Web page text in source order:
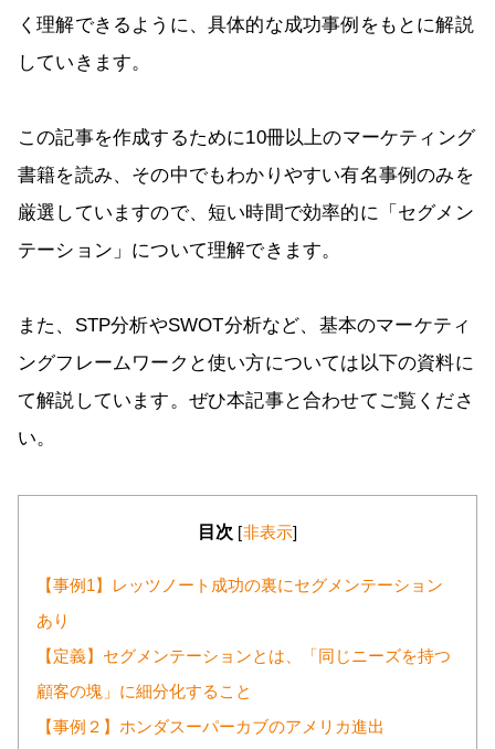
く理解できるように、具体的な成功事例をもとに解説
していきます。
この記事を作成するために10冊以上のマーケティング
書籍を読み、その中でもわかりやすい有名事例のみを
厳選していますので、短い時間で効率的に「セグメン
テーション」について理解できます。
また、STP分析やSWOT分析など、基本のマーケティ
ングフレームワークと使い方については以下の資料に
て解説しています。ぜひ本記事と合わせてご覧くださ
い。
目次 [非表示]
【事例1】レッツノート成功の裏にセグメンテーション
あり
【定義】セグメンテーションとは、「同じニーズを持つ
顧客の塊」に細分化すること
【事例２】ホンダスーパーカブのアメリカ進出